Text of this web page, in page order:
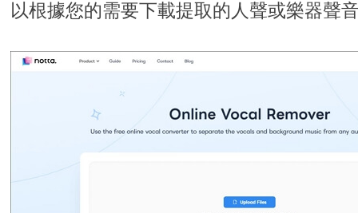
以根據您的需要下載提取的人聲或樂器聲